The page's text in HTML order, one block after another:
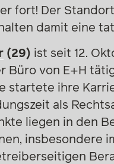
fort! Der
damit eine
(29) ist seit 12.
Büro von E+H
startete ihre
als
liegen in den
insbesondere